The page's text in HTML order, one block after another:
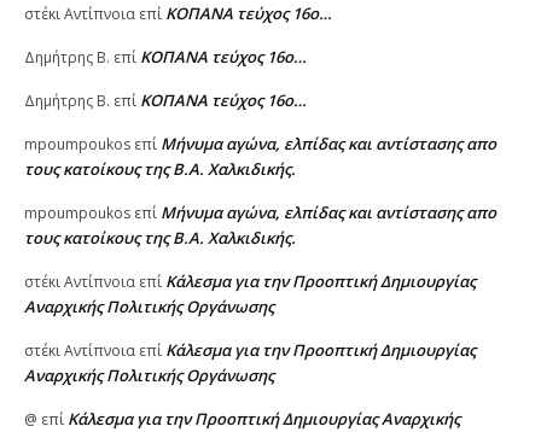
στέκι Αντίπνοια επί ΚΟΠΑΝΑ τεύχος 16ο…
Δημήτρης Β. επί ΚΟΠΑΝΑ τεύχος 16ο…
Δημήτρης Β. επί ΚΟΠΑΝΑ τεύχος 16ο…
mpoumpoukos επί Μήνυμα αγώνα, ελπίδας και αντίστασης απο
τους κατοίκους της Β.Α. Χαλκιδικής.
mpoumpoukos επί Μήνυμα αγώνα, ελπίδας και αντίστασης απο
τους κατοίκους της Β.Α. Χαλκιδικής.
στέκι Αντίπνοια επί Κάλεσμα για την Προοπτική Δημιουργίας
Αναρχικής Πολιτικής Οργάνωσης
στέκι Αντίπνοια επί Κάλεσμα για την Προοπτική Δημιουργίας
Αναρχικής Πολιτικής Οργάνωσης
@ επί Κάλεσμα για την Προοπτική Δημιουργίας Αναρχικής